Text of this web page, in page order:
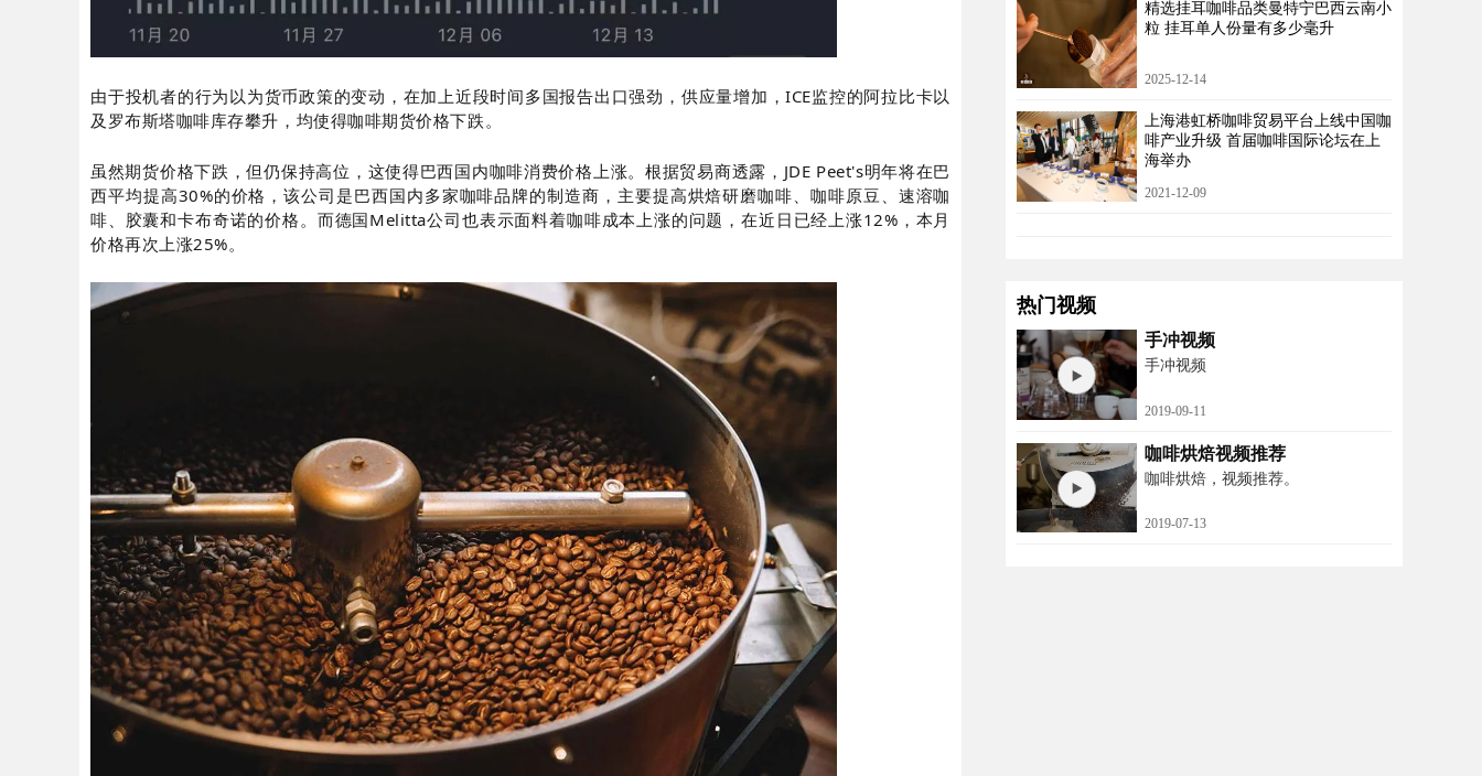
由于投机者的行为以为货币政策的变动，在加上近段时间多国报告出口强劲，供应量增加，ICE监控的阿拉比卡以
及罗布斯塔咖啡库存攀升，均使得咖啡期货价格下跌。
虽然期货价格下跌，但仍保持高位，这使得巴西国内咖啡消费价格上涨。根据贸易商透露，JDE Peet's明年将在巴
西平均提高30%的价格，该公司是巴西国内多家咖啡品牌的制造商，主要提高烘焙研磨咖啡、咖啡原豆、速溶咖
啡、胶囊和卡布奇诺的价格。而德国Melitta公司也表示面料着咖啡成本上涨的问题，在近日已经上涨12%，本月
价格再次上涨25%。
精选挂耳咖啡品类曼特宁巴西云南小
粒 挂耳单人份量有多少毫升
2025-12-14
上海港虹桥咖啡贸易平台上线中国咖
啡产业升级 首届咖啡国际论坛在上
海举办
2021-12-09
热门视频
手冲视频
手冲视频
2019-09-11
咖啡烘焙视频推荐
咖啡烘焙，视频推荐。
2019-07-13